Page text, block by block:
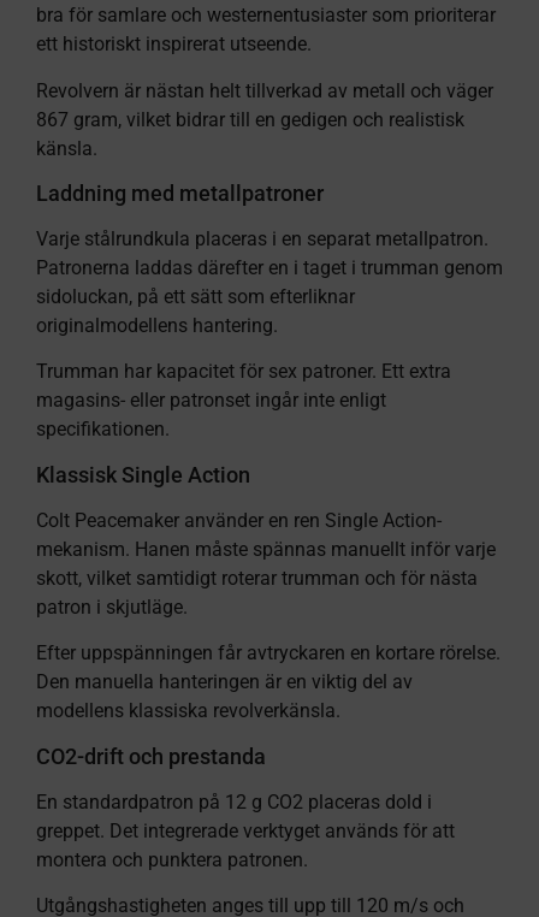
bra för samlare och westernentusiaster som prioriterar
ett historiskt inspirerat utseende.
Revolvern är nästan helt tillverkad av metall och väger
867 gram, vilket bidrar till en gedigen och realistisk
känsla.
Laddning med metallpatroner
Varje stålrundkula placeras i en separat metallpatron.
Patronerna laddas därefter en i taget i trumman genom
sidoluckan, på ett sätt som efterliknar
originalmodellens hantering.
Trumman har kapacitet för sex patroner. Ett extra
magasins- eller patronset ingår inte enligt
specifikationen.
Klassisk Single Action
Colt Peacemaker använder en ren Single Action-
mekanism. Hanen måste spännas manuellt inför varje
skott, vilket samtidigt roterar trumman och för nästa
patron i skjutläge.
Efter uppspänningen får avtryckaren en kortare rörelse.
Den manuella hanteringen är en viktig del av
modellens klassiska revolverkänsla.
CO2-drift och prestanda
En standardpatron på 12 g CO2 placeras dold i
greppet. Det integrerade verktyget används för att
montera och punktera patronen.
Utgångshastigheten anges till upp till 120 m/s och